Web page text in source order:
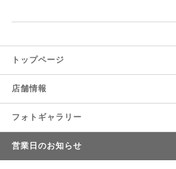
トップページ
店舗情報
フォトギャラリー
営業日のお知らせ